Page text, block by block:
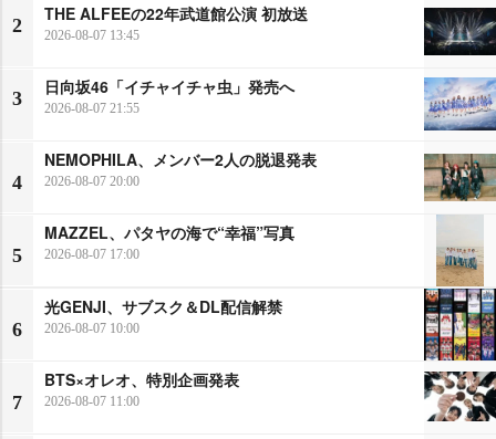
2
THE ALFEEの22年武道館公演 初放送
2026-08-07 13:45
3
日向坂46「イチャイチャ虫」発売へ
2026-08-07 21:55
4
NEMOPHILA、メンバー2人の脱退発表
2026-08-07 20:00
5
MAZZEL、パタヤの海で“幸福”写真
2026-08-07 17:00
6
光GENJI、サブスク＆DL配信解禁
2026-08-07 10:00
7
BTS×オレオ、特別企画発表
2026-08-07 11:00